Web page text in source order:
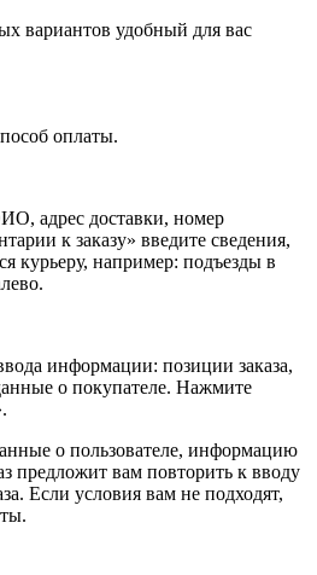
вариантов удобный для вас
оплаты.
адрес доставки, номер
к заказу» введите сведения,
курьеру, например: подъезды в
информации: позиции заказа,
о покупателе. Нажмите
о пользователе, информацию
предложит вам повторить к вводу
Если условия вам не подходят,